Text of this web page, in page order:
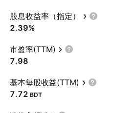
股息收益率（指定）
2.39%
市盈率(TTM)
7.98
基本每股收益(TTM)
7.72 BDT